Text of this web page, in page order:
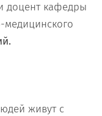
доцент кафедры
живут с